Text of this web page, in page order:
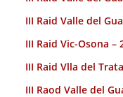
III Raid Valle del
III Raid Vic-Osona –
III Raid Vlla del
III Raod Valle del